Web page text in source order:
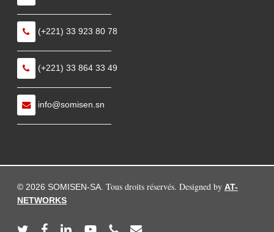
———————————
(+221) 33 923 80 78
———————————
(+221) 33 864 33 49
———————————
info@somisen.sn
———————————
© 2026 SOMISEN-SA. Tous droits réservés. Designed by AT-
NETWORKS
twitter facebooklinkedinyoutubephoneemail